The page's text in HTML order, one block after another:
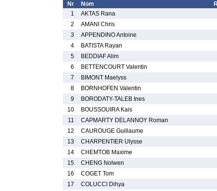
Nr Nom
1
AKTAS Rana
2
AMANI Chris
3
APPENDINO Antoine
4
BATISTA Rayan
5
BEDDIAF Alim
6
BETTENCOURT Valentin
7
BIMONT Maelyss
8
BORNHOFEN Valentin
9
BORODATY-TALEB Ines
10
BOUSSOUIRA Kais
11
CAPMARTY DELANNOY Roman
12
CAUROUGE Guillaume
13
CHARPENTIER Ulysse
14
CHEMTOB Maxime
15
CHENG Nolwen
16
COGET Tom
17
COLUCCI Dihya